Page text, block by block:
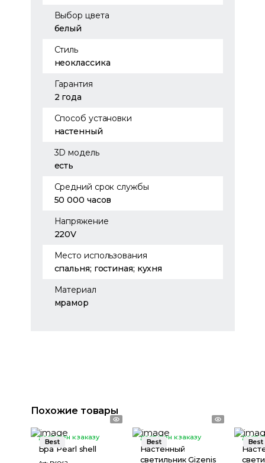
Выбор цвета
белый
Стиль
неоклассика
Гарантия
2 года
Способ установки
настенный
3D модель
есть
Средний срок службы
50 000 часов
Напряжение
220V
Место использования
спальня; гостиная; кухня
Материал
мрамор
Похожие товары
Best
доступен к заказу
Бра Pearl shell
Best
доступен к заказу
Настенный
светильник Gizenis
Best